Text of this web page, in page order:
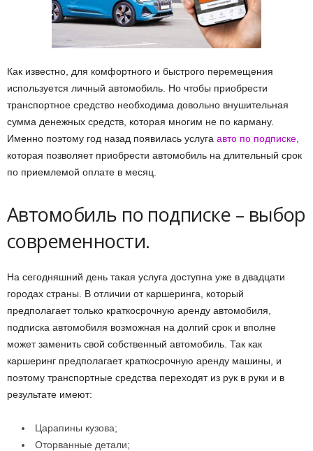
Как известно, для комфортного и быстрого перемещения
используется личный автомобиль. Но чтобы приобрести
транспортное средство необходима довольно внушительная
сумма денежных средств, которая многим не по карману.
Именно поэтому год назад появилась услуга авто по подписке
которая позволяет приобрести автомобиль на длительный срок
по приемлемой оплате в месяц.
Автомобиль по подписке – выбор
современности.
На сегодняшний день такая услуга доступна уже в двадцати
городах страны. В отличии от каршеринга, который
предполагает только краткосрочную аренду автомобиля,
подписка автомобиля возможная на долгий срок и вполне
может заменить свой собственный автомобиль. Так как
каршеринг предполагает краткосрочную аренду машины, и
поэтому транспортные средства переходят из рук в руки и в
результате имеют:
Царапины кузова;
Оторванные детали;